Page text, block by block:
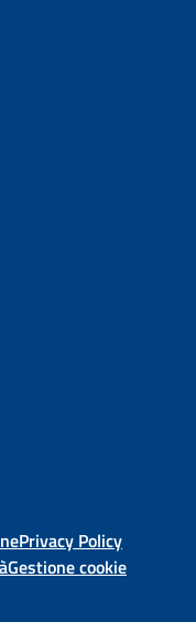
Privacy Policy
Gestione cookie